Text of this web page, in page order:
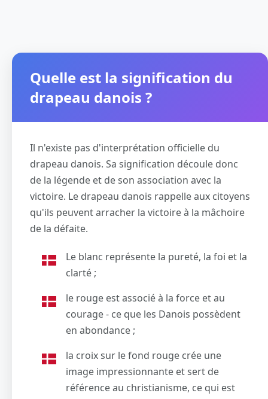
Quelle est la signification du
drapeau danois ?
Il n'existe pas d'interprétation officielle du
drapeau danois. Sa signification découle donc
de la légende et de son association avec la
victoire. Le drapeau danois rappelle aux citoyens
qu'ils peuvent arracher la victoire à la mâchoire
de la défaite.
Le blanc représente la pureté, la foi et la
clarté ;
le rouge est associé à la force et au
courage - ce que les Danois possèdent
en abondance ;
la croix sur le fond rouge crée une
image impressionnante et sert de
référence au christianisme, ce qui est